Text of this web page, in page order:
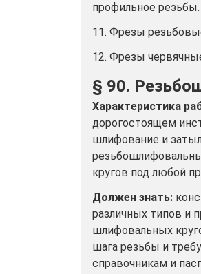
профильное резьбы.
11. Фрезы
12. Фрезы
§ 90.
Характеристика
дорогостоящем
шлифование и
кругов под любой
Должен знать:
различных типов и
шлифовальных
шага резьбы и
справочникам и